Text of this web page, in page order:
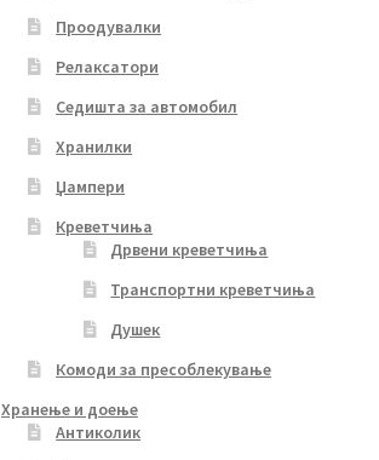
Проодувалки
Релаксатори
Седишта за автомобил
Хранилки
Џампери
Креветчиња
Дрвени креветчиња
Транспортни креветчиња
Душек
Комоди за пресоблекување
Хранење и доење
Антиколик